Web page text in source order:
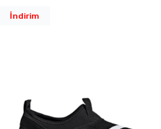
İndirim